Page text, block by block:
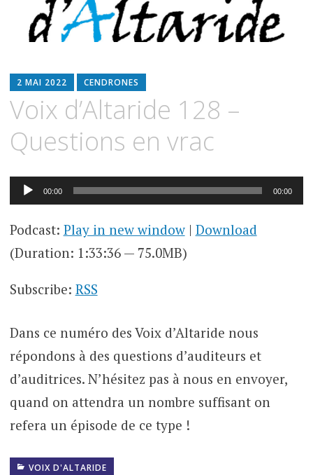
2 MAI 2022 CENDRONES
Voix d’Altaride 128 –
Questions en vrac
Lecteur
audio
00:00 00:00
Podcast: Play in new window| Download
(Duration: 1:33:36 — 75.0MB)
Subscribe: RSS
Dans ce numéro des Voix d’Altaride nous
répondons à des questions d’auditeurs et
d’auditrices. N’hésitez pas à nous en envoyer,
quand on attendra un nombre suffisant on
refera un épisode de ce type !
VOIX D'ALTARIDE